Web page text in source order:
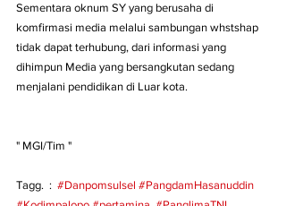
Sementara oknum SY yang berusaha di
komfirmasi media melalui sambungan whstshap
tidak dapat terhubung, dari informasi yang
dihimpun Media yang bersangkutan sedang
menjalani pendidikan di Luar kota.
" MGI/Tim "
Tagg.  : #Danpomsulsel #PangdamHasanuddin